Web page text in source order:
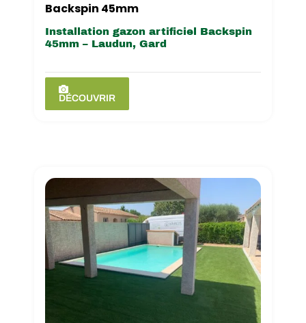
Backspin 45mm
Installation gazon artificiel Backspin
45mm – Laudun, Gard
DÉCOUVRIR